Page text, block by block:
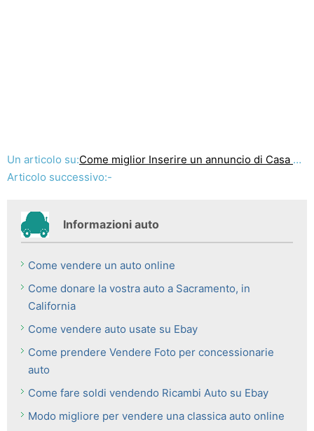
Un articolo su:Come miglior Inserire un annuncio di Casa Mobile su Internet
Articolo successivo:-
Informazioni auto
Come vendere un auto online
Come donare la vostra auto a Sacramento, in
California
Come vendere auto usate su Ebay
Come prendere Vendere Foto per concessionarie
auto
Come fare soldi vendendo Ricambi Auto su Ebay
Modo migliore per vendere una classica auto online